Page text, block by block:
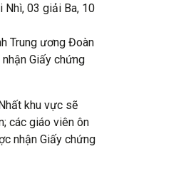
Nhì, 03 giải Ba, 10
Trung ương Đoàn
Giấy chứng
khu vực sẽ
các giáo viên ôn
nhận Giấy chứng